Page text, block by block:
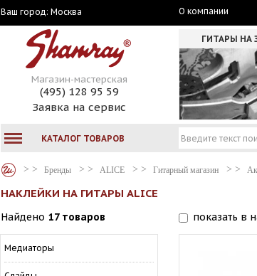
Ваш город: Москва О компании
Магазин-мастерская
(495) 128 95 59
Заявка на сервис
ГИТАРЫ НА
КАТАЛОГ ТОВАРОВ
Бренды ALICE Гитарный магазин
НАКЛЕЙКИ НА ГИТАРЫ ALICE
Найдено 17 товаров показать в
Медиаторы